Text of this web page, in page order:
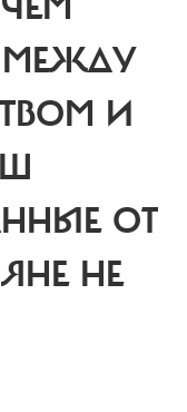
МЕЖДУ
И
ОТ
НЕ